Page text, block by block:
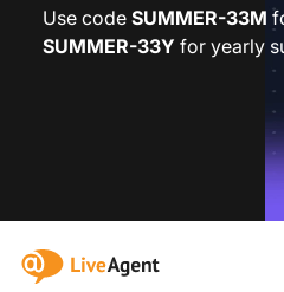
Use code SUMMER-33M
SUMMER-33Y for yearly
:site.title